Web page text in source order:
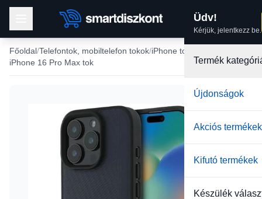
Üdv!
Kérjük, jelentkezz be.
Termék
Újdonságok
Akciós termékek
Kifutó termékek
Készülék
Főoldal Telefontok, mobiltelefon tokok iPhone tokok
iPhone 16 Pro Max tok